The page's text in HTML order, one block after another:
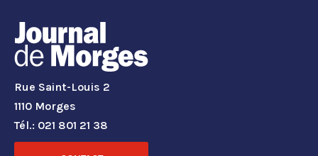
Rue Saint-Louis 2
1110 Morges
Tél.: 021 801 21 38